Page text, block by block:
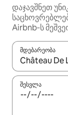
დაჯავშნეთ
Airbnb‑ს
მდებარეობა
როცა
შესვლა